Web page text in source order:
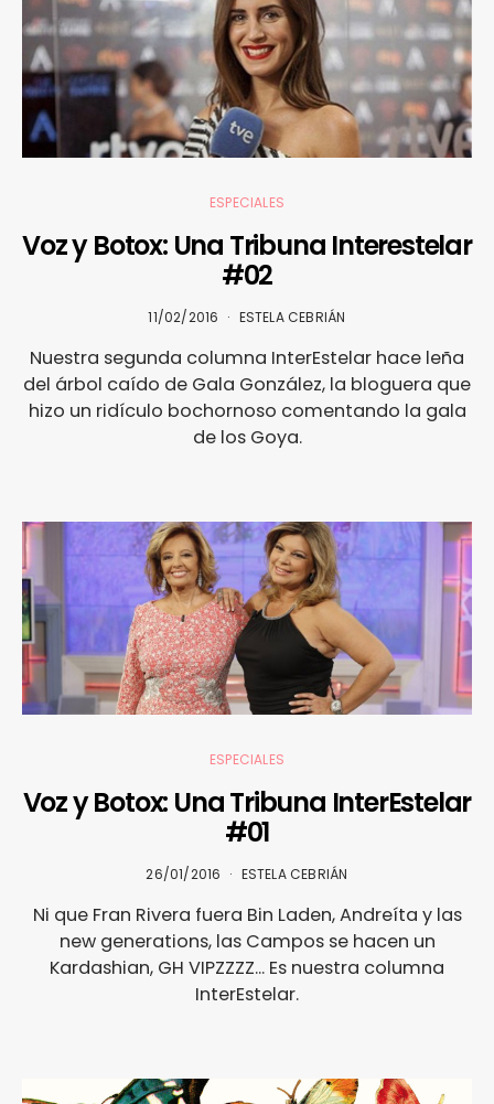
ESPECIALES
Voz y Botox: Una Tribuna Interestelar
#02
11/02/2016 ESTELA CEBRIÁN
Nuestra segunda columna InterEstelar hace leña
del árbol caído de Gala González, la bloguera que
hizo un ridículo bochornoso comentando la gala
de los Goya.
ESPECIALES
Voz y Botox: Una Tribuna InterEstelar
#01
26/01/2016 ESTELA CEBRIÁN
Ni que Fran Rivera fuera Bin Laden, Andreíta y las
new generations, las Campos se hacen un
Kardashian, GH VIPZZZZ... Es nuestra columna
InterEstelar.